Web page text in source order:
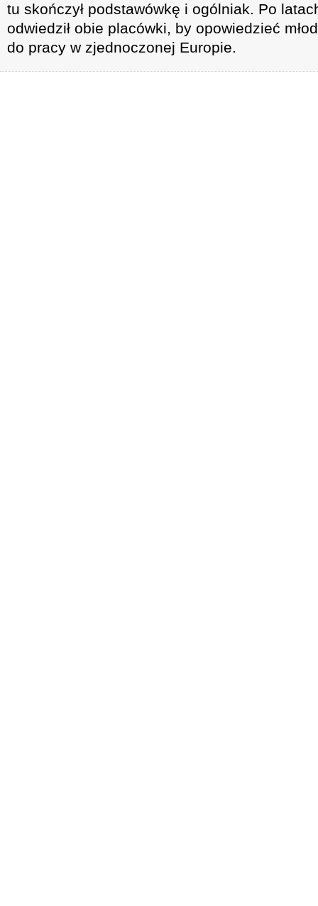
tu skończył podstawówkę i ogólniak. Po
odwiedził obie placówki, by opowiedzieć
do pracy w zjednoczonej Europie.